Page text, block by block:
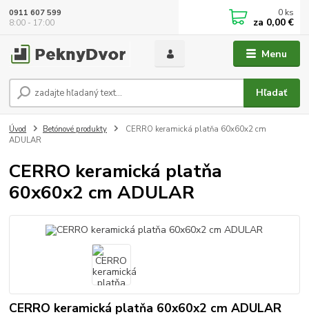
Menu
Hľadať
0911 607 599
8:00 - 17:00
0 ks
za 0,00 €
Úvod Betónové produkty
CERRO keramická platňa 60x60x2 cm
ADULAR
CERRO keramická platňa
60x60x2 cm ADULAR
CERRO keramická platňa 60x60x2 cm ADULAR